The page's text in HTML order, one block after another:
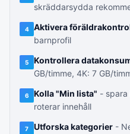
skräddarsydda
4 Aktivera
barnprofil
5 Kontrollera
GB/timme, 4K: 7 GB/
6 Kolla "Min lista" - spara
roterar innehåll
7 Utforska kategorier -